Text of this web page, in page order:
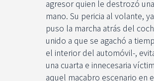
agresor quien le destrozó una
mano. Su pericia al volante,
puso la marcha atrás del
unido a que se agachó a
el interior del automóvil-,
una cuarta e innecesaria
aquel macabro escenario en